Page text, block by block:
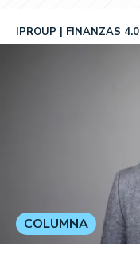
IPROUP FINANZAS 4.0
COLUMNA